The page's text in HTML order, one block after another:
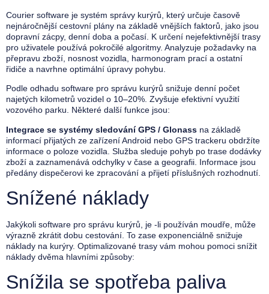
Courier software je systém správy kurýrů, který určuje časově
nejnáročnější cestovní plány na základě vnějších faktorů, jako jsou
dopravní zácpy, denní doba a počasí. K určení nejefektivnější trasy
pro uživatele používá pokročilé algoritmy. Analyzuje požadavky na
přepravu zboží, nosnost vozidla, harmonogram prací a ostatní
řidiče a navrhne optimální úpravy pohybu.
Podle odhadu software pro správu kurýrů snižuje denní počet
najetých kilometrů vozidel o 10–20%. Zvyšuje efektivní využití
vozového parku. Některé další funkce jsou:
Integrace se systémy sledování GPS / Glonass na základě
informací přijatých ze zařízení Android nebo GPS trackeru obdržíte
informace o poloze vozidla. Služba sleduje pohyb po trase dodávky
zboží a zaznamenává odchylky v čase a geografii. Informace jsou
předány dispečerovi ke zpracování a přijetí příslušných rozhodnutí.
Snížené náklady
Jakýkoli software pro správu kurýrů, je -li používán moudře, může
výrazně zkrátit dobu cestování. To zase exponenciálně snižuje
náklady na kurýry. Optimalizované trasy vám mohou pomoci snížit
náklady dvěma hlavními způsoby:
Snížila se spotřeba paliva